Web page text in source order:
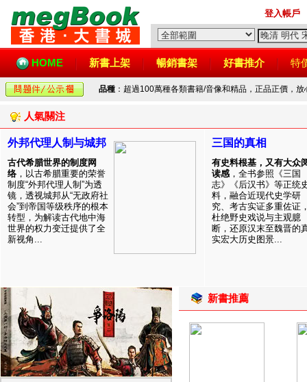
登入帳戶
HOME 新書上架 暢銷書架 好書推介 特
品種 ：超過100萬種各類書籍/音像和精品，正品正價，
人氣關注
外邦代理人制与城邦
古代希腊世界的制度网
络 ，以古希腊重要的荣誉
制度“外邦代理人制”为透
镜，透视城邦从“无政府社
会”到帝国等级秩序的根本
转型，为解读古代地中海
世界的权力变迁提供了全
新视角...
三国的真相
有史料根基，又有大众
读感 ，全书参照《三国
志》《后汉书》等正统
料，融合近现代史学研
究、考古实证多重佐证
杜绝野史戏说与主观臆
断，还原汉末至魏晋的
实宏大历史图景...
新書推薦